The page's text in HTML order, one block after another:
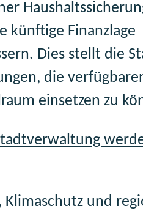
künftige Finanzlage
Dies stellt die
die
einsetzen zu
und